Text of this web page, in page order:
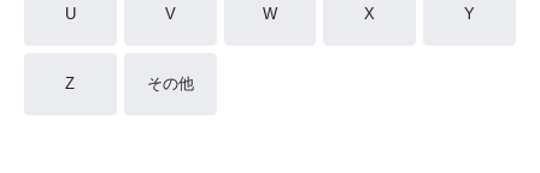
U V W X Y
Z その他